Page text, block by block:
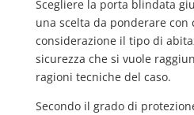
Scegliere la porta blindata
una scelta da ponderare con
considerazione il tipo di
sicurezza che si vuole
ragioni tecniche del caso.
Secondo il grado di